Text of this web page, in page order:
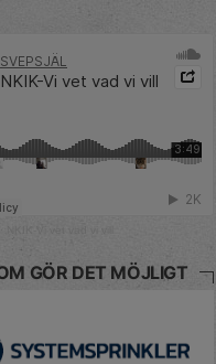
GÖR DET MÖJLIGT